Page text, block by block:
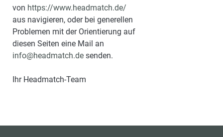
von https://www.headmatch.de/
aus navigieren, oder bei generellen
Problemen mit der Orientierung auf
diesen Seiten eine Mail an
info@headmatch.de senden.
Ihr Headmatch-Team